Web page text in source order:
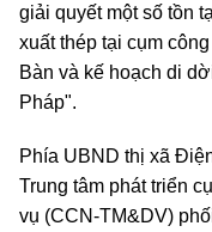
giải quyết một số tồn
xuất thép tại cụm
Bàn và kế hoạch di
Pháp".
Phía UBND thị xã
Trung tâm phát triển
vụ (CCN-TM&DV)